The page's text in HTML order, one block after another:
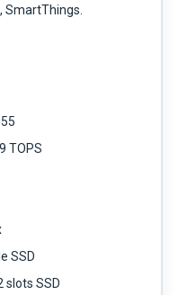
SmartThings.
TOPS
SSD
slots SSD